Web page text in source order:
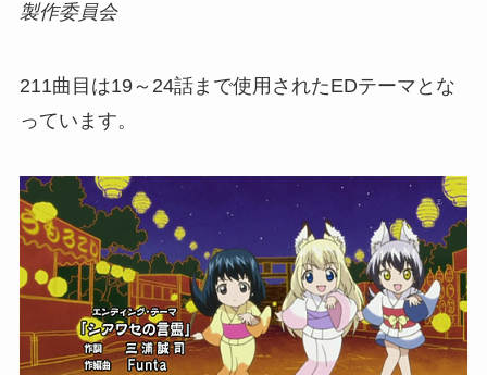
製作委員会
211曲目は19～24話まで使用されたEDテーマとな
っています。